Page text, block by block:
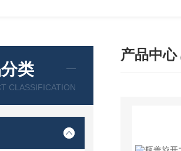
类
CLASSIFICATION
产品中心